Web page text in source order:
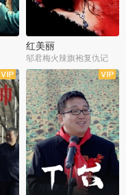
红美丽
邬君梅火辣旗袍复仇记